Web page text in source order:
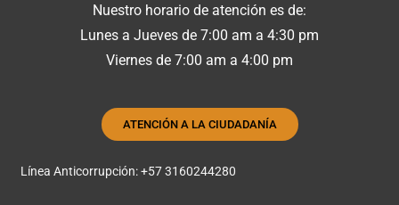
Nuestro horario de atención es de:
Lunes a Jueves de 7:00 am a 4:30 pm
Viernes de 7:00 am a 4:00 pm
ATENCIÓN A LA CIUDADANÍA
Línea Anticorrupción: +57 3160244280